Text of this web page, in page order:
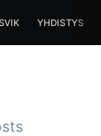
YHDISTYS